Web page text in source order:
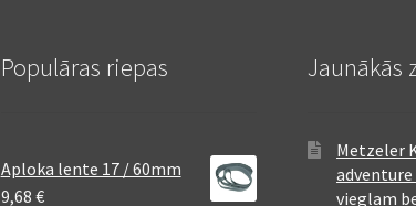
Populāras riepas
Aploka lente 17 / 60mm
9,68 €
Jaunākās
Metzeler
vieglam